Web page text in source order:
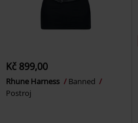
Kč 899,00
Rhune Harness
Banned
Postroj